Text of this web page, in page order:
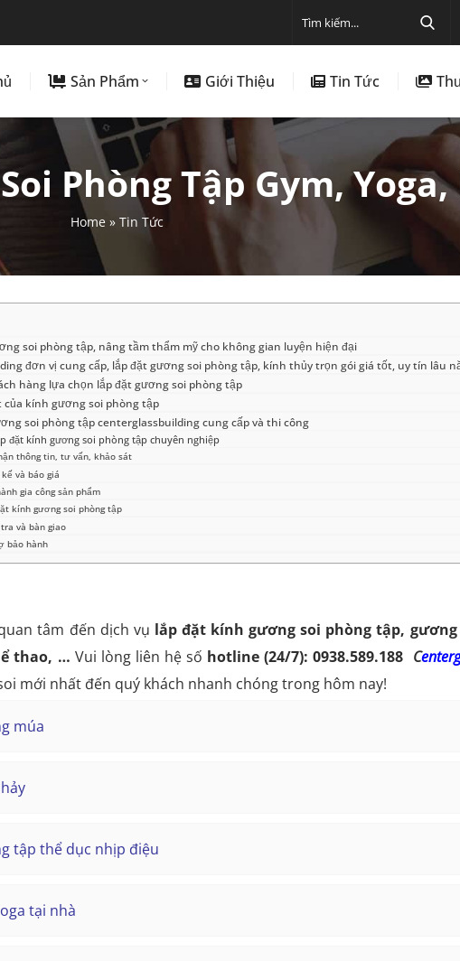
Sản Phẩm Giới Thiệu Tin Tức
Phòng Tập Gym,
Home» Tin Tức
soi phòng tập, nâng tầm thẩm mỹ cho không gian luyện hiện đại
đơn vị cung cấp, lắp đặt gương soi phòng tập, kính thủy trọn gói giá tốt, uy tín lâu
hàng lựa chọn lắp đặt gương soi phòng tập
của kính gương soi phòng tập
soi phòng tập centerglassbuilding cung cấp và thi công
đặt kính gương soi phòng tập chuyên nghiệp
thông tin, tư vấn, khảo sát
và báo giá
gia công sản phẩm
kính gương soi phòng tập
và bàn giao
bảo hành
tâm đến dịch vụ lắp đặt kính gương soi phòng tập,
thao, … Vui lòng liên hệ số hotline (24/7): 0938.589.188 C
mới nhất đến quý khách nhanh chóng trong hôm nay!
múa
tập thể dục nhịp điệu
tại nhà